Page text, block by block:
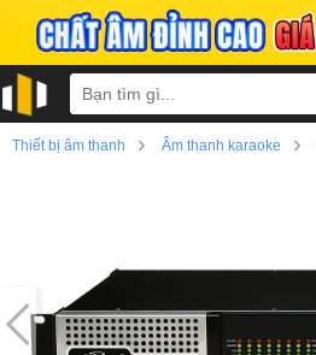
Thiết bị âm thanh › Âm thanh karaoke ›